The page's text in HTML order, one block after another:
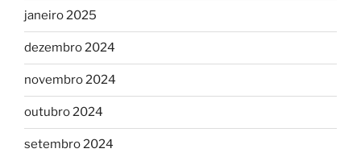
janeiro 2025
dezembro 2024
novembro 2024
outubro 2024
setembro 2024